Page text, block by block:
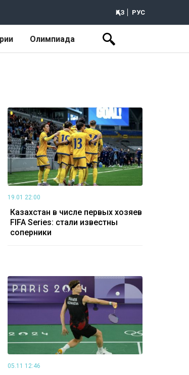
ҚАЗ РУС
Олимпиада
19.01 22:00
Казахстан в числе первых хозяев
FIFA Series: стали известны
соперники
05.11 12:46